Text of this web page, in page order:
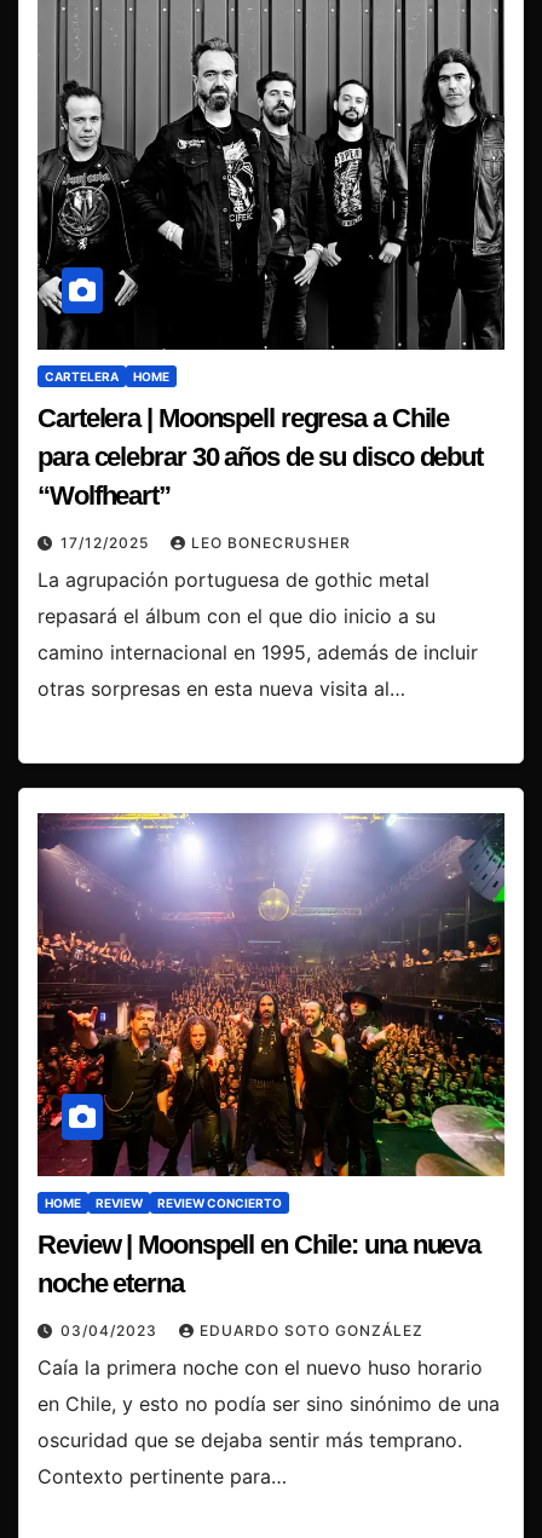
CARTELERA HOME
Cartelera | Moonspell regresa a Chile
para celebrar 30 años de su disco debut
“Wolfheart”
17/12/2025 LEO BONECRUSHER
La agrupación portuguesa de gothic metal
repasará el álbum con el que dio inicio a su
camino internacional en 1995, además de incluir
otras sorpresas en esta nueva visita al…
HOME REVIEW REVIEW CONCIERTO
Review | Moonspell en Chile: una nueva
noche eterna
03/04/2023 EDUARDO SOTO GONZÁLEZ
Caía la primera noche con el nuevo huso horario
en Chile, y esto no podía ser sino sinónimo de una
oscuridad que se dejaba sentir más temprano.
Contexto pertinente para…